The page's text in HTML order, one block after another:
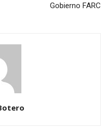
Gobierno FARC